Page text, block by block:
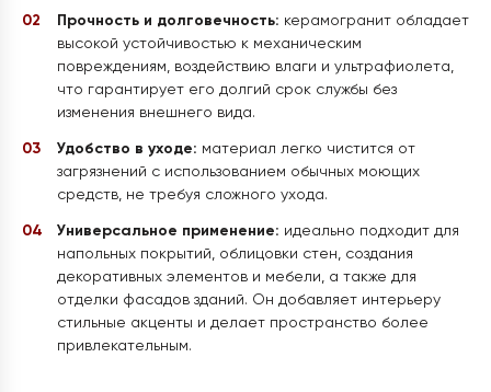
Прочность и долговечность: керамогранит обладает
высокой устойчивостью к механическим
повреждениям, воздействию влаги и ультрафиолета,
что гарантирует его долгий срок службы без
изменения внешнего вида.
Удобство в уходе: материал легко чистится от
загрязнений с использованием обычных моющих
средств, не требуя сложного ухода.
Универсальное применение: идеально подходит для
напольных покрытий, облицовки стен, создания
декоративных элементов и мебели, а также для
отделки фасадов зданий. Он добавляет интерьеру
стильные акценты и делает пространство более
привлекательным.